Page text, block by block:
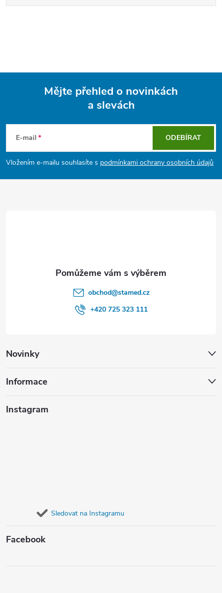
p
a
Mějte přehled o novinkách
a slevách
E-mail
Vložením e-mailu souhlasíte s podmínkami ochrany osobních údajů
ODEBÍRAT
Novinky
Informace
Instagram
Sledovat na Instagramu
Facebook
obchod@stamed.cz
+420 725 323 111